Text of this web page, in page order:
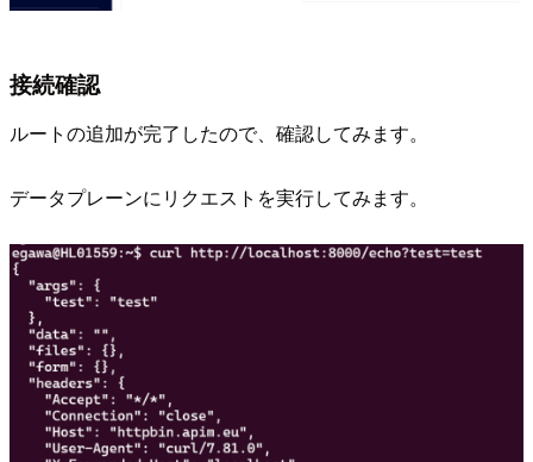
接続確認
ルートの追加が完了したので、確認してみます。
データプレーンにリクエストを実行してみます。